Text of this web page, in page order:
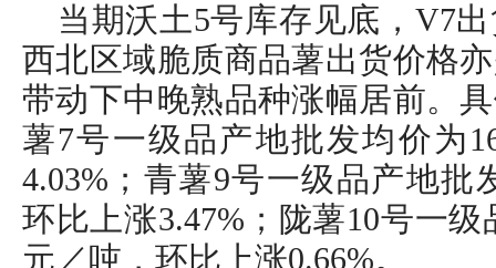
当期沃土5号库存见底，V7
西北区域脆质商品薯出货价格
带动下中晚熟品种涨幅居前。
薯7号一级品产地批发均价为
4.03%；青薯9号一级品产地批
环比上涨3.47%；陇薯10号一
元／吨，环比上涨0.66%。